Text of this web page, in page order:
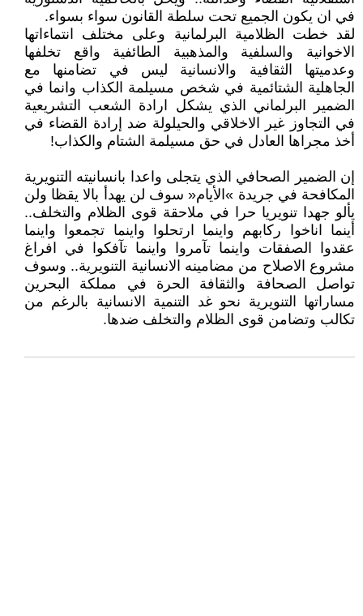
في‮ ‬ان‮ ‬يكون الجميع تحت سلطة القانون سواء بسواء‮.‬
لقد خطت الظلامية البرلمانية وعلى مختلف انتماءاتها
الاخوانية والسلفية والمذهبية الطائفية واقع تخلفها
وعدميتها الثقافية والانسانية ليس في‮ ‬تضامنها مع
الجاهلية الشتائمية في‮ ‬شخص مسيلمة الكذاب وانما في‮
‬الضمير البرلماني‮ ‬الذي‮ ‬يشكل ارادة الشعب التشريعية
في‮ ‬التجاوز‮ ‬غير الاخلاقي‮ ‬والحيلولة ضد إرادة القضاء في‮
‬أخذ مجراها العادل في‮ ‬حق مسيلمة الشتام والكذاب‮!‬
إن الضمير الصحافي‮ ‬الذي‮ ‬يتجلى واعدا بانسانيته التنويرية
المكافحة في‮ ‬جريدة‮ »‬الأيام‮« ‬سوف لن‮ ‬يهدأ بالا‮ ‬يقظا ولن‮
‬يألو جهدا تنويريا حرا في‮ ‬ملاحقة قوى الظلام والتخلف‮..
‬أينما اناخوا ركابهم واينما ارتحلوا واينما تجمعوا واينما
عقدوا الصفقات واينما تآمروا واينما تآفكوا في‮ ‬افراغ‮
‬مشروع الاصلاح من مضامينه الانسانية التنويرية‮.. ‬وسوف
تواصل الصحافة والثقافة الحرة في‮ ‬مملكة البحرين‮
‬مساراتها التنويرية نحو‮ ‬غد التنمية الانسانية بالرغم من
تكالب وتضامن قوى الظلام والتخلف ضدها‮.‬